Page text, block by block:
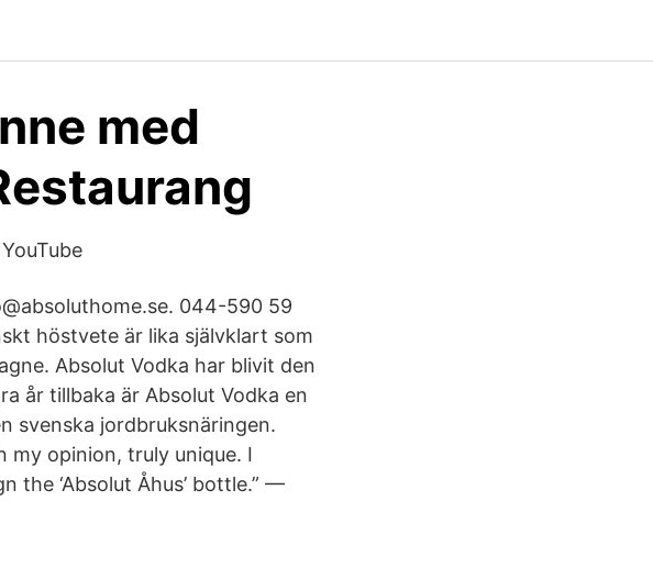
med
044-590 59
höstvete är lika självklart som
Absolut Vodka har blivit den
år tillbaka är Absolut Vodka en
svenska jordbruksnäringen.
my opinion, truly unique. I
the ‘Absolut Åhus’ bottle.” —